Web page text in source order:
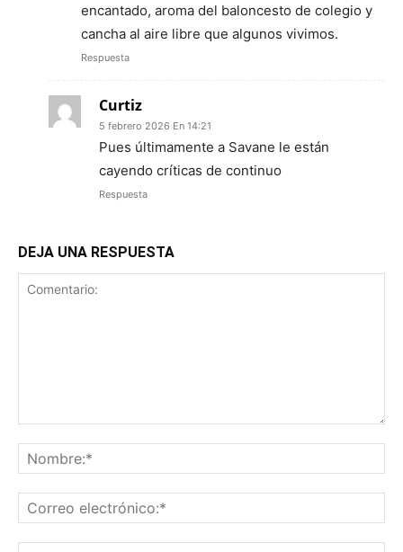
encantado, aroma del baloncesto de colegio y
cancha al aire libre que algunos vivimos.
Respuesta
Curtiz
5 febrero 2026 En 14:21
Pues últimamente a Savane le están
cayendo críticas de continuo
Respuesta
DEJA UNA RESPUESTA